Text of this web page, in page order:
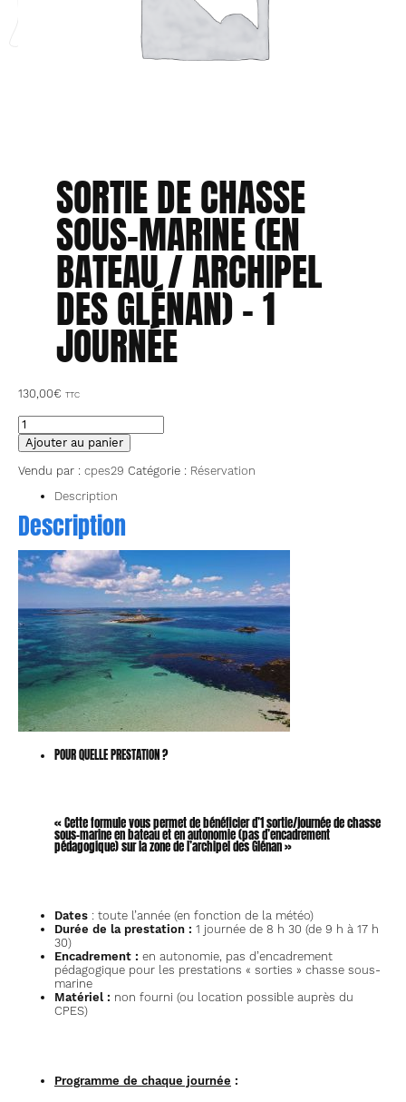
SORTIE DE CHASSE
SOUS-MARINE (EN
BATEAU / ARCHIPEL
DES GLÉNAN) – 1
JOURNÉE
130,00€ TTC
quantité
de
Sortie
chasse
(en
bateau
archipel
des
Glénan)
1
journée
Ajouter au panier
Vendu par : cpes29 Catégorie : Réservation
Description
Description
POUR QUELLE PRESTATION ?
« Cette formule vous permet de bénéficier d’1 sortie/journée de chasse
sous-marine en bateau et en autonomie (pas d’encadrement
pédagogique) sur la zone de l’archipel des Glénan »
Dates : toute l’année (en fonction de la météo)
Durée de la prestation : 1 journée de 8 h 30 (de 9 h à 17 h
30)
Encadrement : en autonomie, pas d’encadrement
pédagogique pour les prestations « sorties » chasse sous-
marine
Matériel : non fourni (ou location possible auprès du
CPES)
Programme de chaque journée :